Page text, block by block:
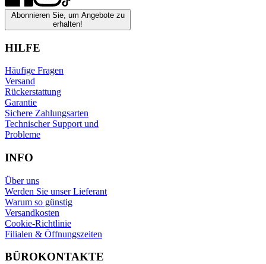
Abonnieren Sie, um Angebote zu
erhalten!
HILFE
Häufige Fragen
Versand
Rückerstattung
Garantie
Sichere Zahlungsarten
Technischer Support und
Probleme
INFO
Über uns
Werden Sie unser Lieferant
Warum so günstig
Versandkosten
Cookie-Richtlinie
Filialen & Öffnungszeiten
BÜROKONTAKTE